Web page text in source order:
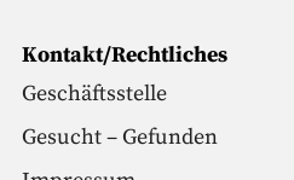
Kontakt/Rechtliches
Geschäftsstelle
Gesucht – Gefunden